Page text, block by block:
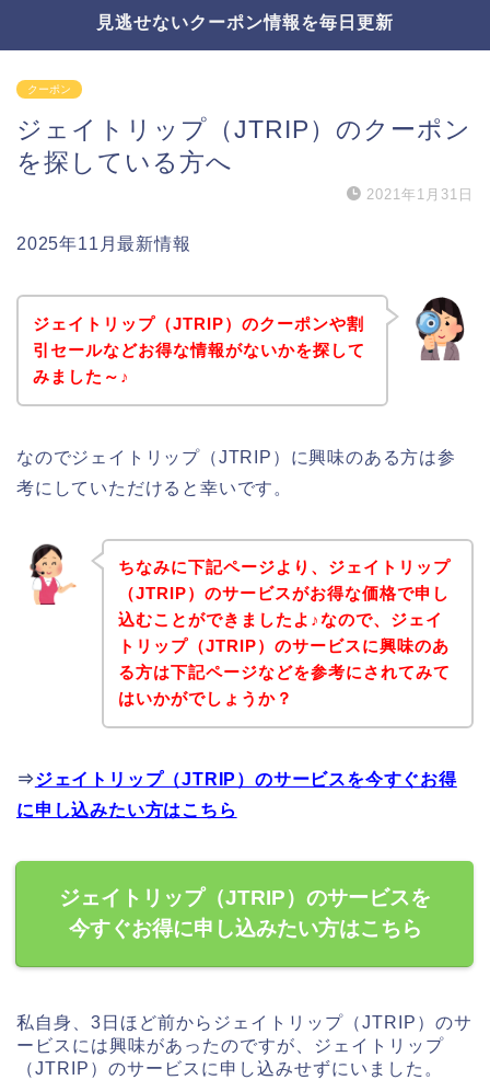
見逃せないクーポン情報を毎日更新
クーポン
ジェイトリップ（JTRIP）のクーポン
を探している方へ
2021年1月31日
2025年11月最新情報
ジェイトリップ（JTRIP）のクーポンや割
引セールなどお得な情報がないかを探して
みました～♪
なのでジェイトリップ（JTRIP）に興味のある方は参
考にしていただけると幸いです。
ちなみに下記ページより、ジェイトリップ
（JTRIP）のサービスがお得な価格で申し
込むことができましたよ♪なので、ジェイ
トリップ（JTRIP）のサービスに興味のあ
る方は下記ページなどを参考にされてみて
はいかがでしょうか？
⇒ジェイトリップ（JTRIP）のサービスを今すぐお得
に申し込みたい方はこちら
ジェイトリップ（JTRIP）のサービスを
今すぐお得に申し込みたい方はこちら
私自身、3日ほど前からジェイトリップ（JTRIP）のサ
ービスには興味があったのですが、ジェイトリップ
（JTRIP）のサービスに申し込みせずにいました。